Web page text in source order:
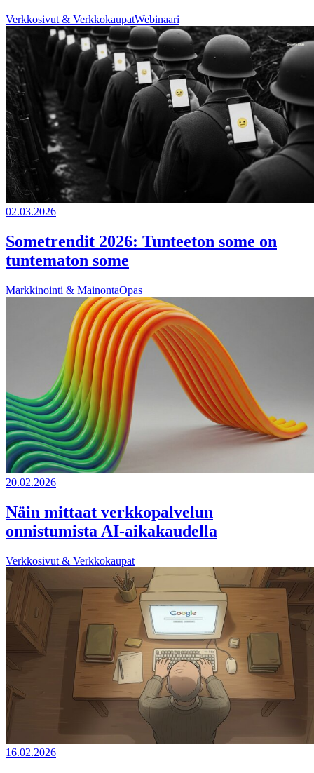
Verkkosivut & VerkkokaupatWebinaari
02.03.2026
Sometrendit 2026: Tunteeton some on
tuntematon some
Markkinointi & MainontaOpas
20.02.2026
Näin mittaat verkkopalvelun
onnistumista AI-aikakaudella
Verkkosivut & Verkkokaupat
16.02.2026